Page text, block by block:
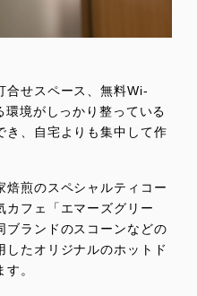
合せスペース、無料Wi-
境がしっかり整っている
き、自宅よりも集中して作
焙煎のスペシャルティコー
カフェ「エマーズグリー
ブランドのスコーンなどの
したオリジナルのホットド
。